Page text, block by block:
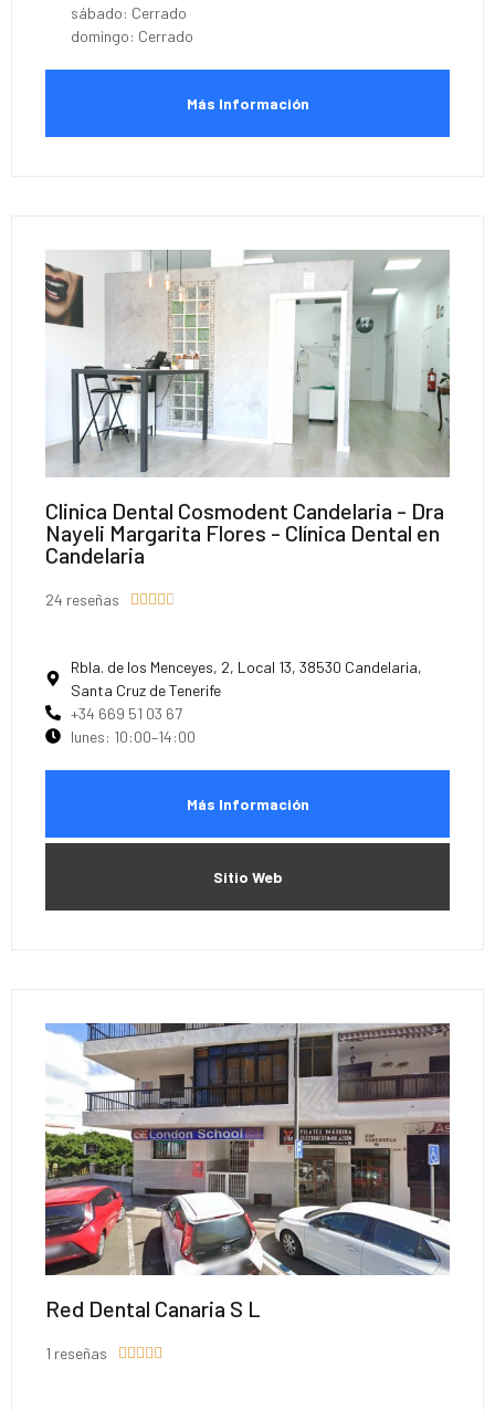
sábado: Cerrado
domingo: Cerrado
Más Información
Clinica Dental Cosmodent Candelaria - Dra
Nayeli Margarita Flores - Clínica Dental en
Candelaria
24 reseñas 
Rbla. de los Menceyes, 2, Local 13, 38530 Candelaria,
Santa Cruz de Tenerife
+34 669 51 03 67
lunes: 10:00–14:00
Más Información
Sitio Web
Red Dental Canaria S L
1 reseñas     